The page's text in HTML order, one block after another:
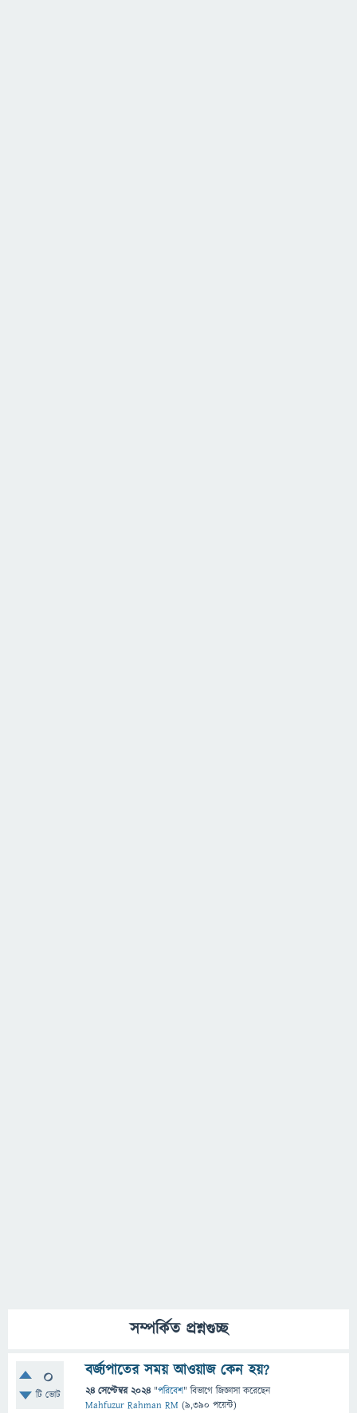
সম্পর্কিত প্রশ্নগুচ্ছ
0
টি ভোট
বর্জ্যপাতের সময় আওয়াজ কেন হয়?
24 সেপ্টেম্বর 2024 "পরিবেশ" বিভাগে জিজ্ঞাসাকরেছেন
Mahfuzur Rahman RM (9,390 পয়েন্ট)